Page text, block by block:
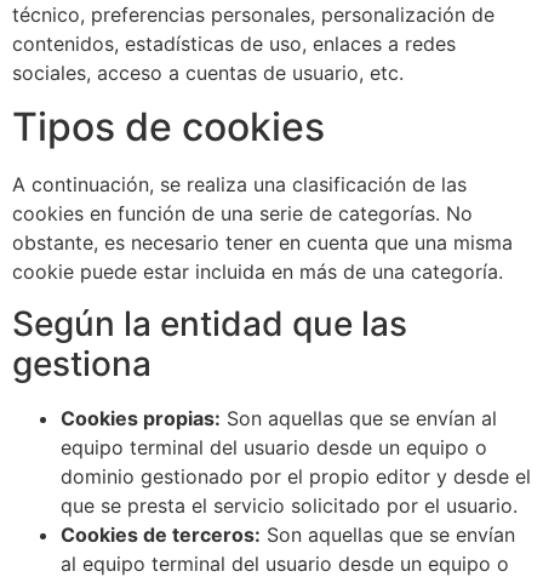
técnico, preferencias personales, personalización de
contenidos, estadísticas de uso, enlaces a redes
sociales, acceso a cuentas de usuario, etc.
Tipos de cookies
A continuación, se realiza una clasificación de las
cookies en función de una serie de categorías. No
obstante, es necesario tener en cuenta que una misma
cookie puede estar incluida en más de una categoría.
Según la entidad que las
gestiona
Cookies propias: Son aquellas que se envían al
equipo terminal del usuario desde un equipo o
dominio gestionado por el propio editor y desde el
que se presta el servicio solicitado por el usuario.
Cookies de terceros: Son aquellas que se envían
al equipo terminal del usuario desde un equipo o